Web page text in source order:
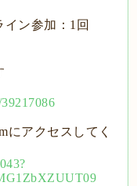
ン参加： 1 回
にアクセスしてく